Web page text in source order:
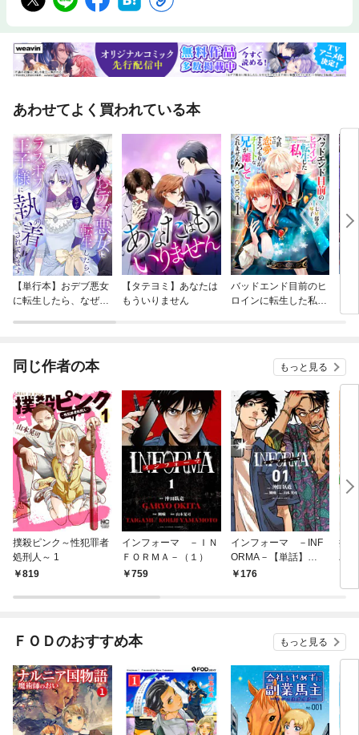
あわせてよく買われている本
【単行本】おデブ悪女
に転生したら、なぜか
【タテヨミ】あなたは
もういりません
バッドエンド目前のヒ
ロインに転生した私、
同じ作者の本 もっと見る
撲殺ピンク～性犯罪者
処刑人～ 1
819
インフォーマ －ＩＮ
ＦＯＲＭＡ－（１）
759
インフォーマ －INF
ORMA－【単話】
（１）
176
撲
バ
ＦＯＤのおすすめ本 もっと見る